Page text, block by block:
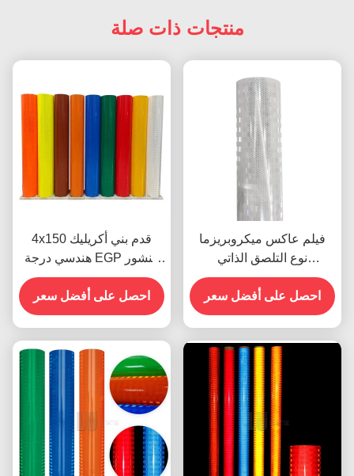
منتجات ذات صلة
4x150 قدم بني أكريليك
هندسي درجة EGP منشور
عاكس للضوء فينيل لافتات
الطرق
احصل على أفضل سعر
فيلم عاكس ميكروبريزما
نوع التلصق الذاتي
الألومنيزيم Egp
احصل على أفضل سعر